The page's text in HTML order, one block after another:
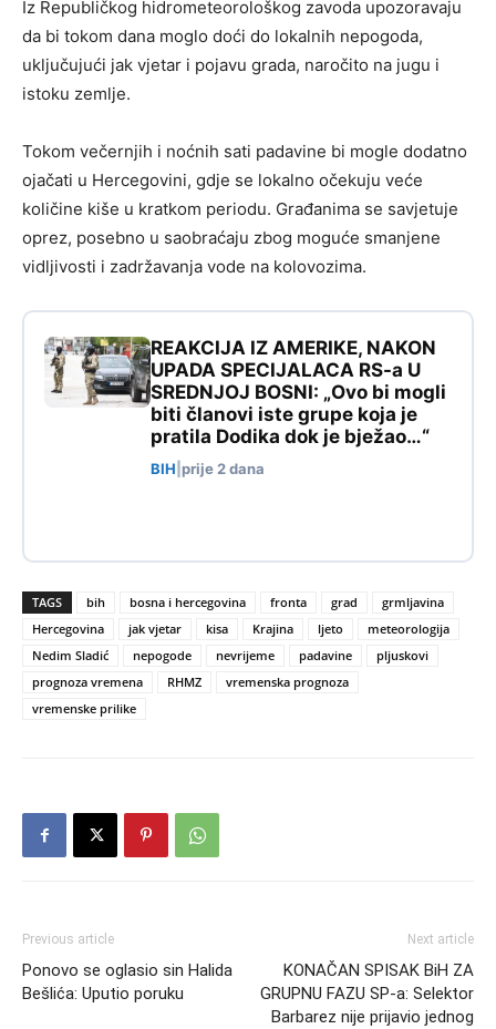
Iz Republičkog hidrometeorološkog zavoda upozoravaju
da bi tokom dana moglo doći do lokalnih nepogoda,
uključujući jak vjetar i pojavu grada, naročito na jugu i
istoku zemlje.
Tokom večernjih i noćnih sati padavine bi mogle dodatno
ojačati u Hercegovini, gdje se lokalno očekuju veće
količine kiše u kratkom periodu. Građanima se savjetuje
oprez, posebno u saobraćaju zbog moguće smanjene
vidljivosti i zadržavanja vode na kolovozima.
REAKCIJA IZ AMERIKE, NAKON
UPADA SPECIJALACA RS-a U
SREDNJOJ BOSNI: „Ovo bi mogli
biti članovi iste grupe koja je
pratila Dodika dok je bježao…“
BIH prije 2 dana
TAGS bih bosna i hercegovina fronta grad
grmljavina
Hercegovina
jak vjetar kisa Krajina ljeto
meteorologija
Nedim Sladić
nepogode nevrijeme padavine
pljuskovi
prognoza vremena
RHMZ
vremenska prognoza
vremenske prilike
Previous article
Ponovo se oglasio sin Halida
Bešlića: Uputio poruku
Next article
KONAČAN SPISAK BiH ZA
GRUPNU FAZU SP-a: Selektor
Barbarez nije prijavio jednog